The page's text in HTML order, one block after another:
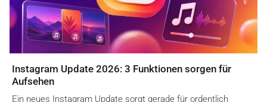
Instagram Update 2026: 3 Funktionen sorgen für
Aufsehen
Ein neues Instagram Update sorgt gerade für ordentlich